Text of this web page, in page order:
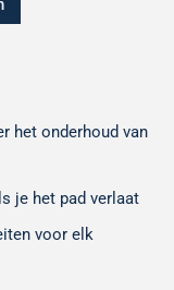
het onderhoud van
je het pad verlaat
voor elk